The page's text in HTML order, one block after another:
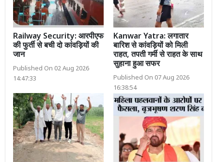
Railway Security: आरपीएफ
की फुर्ती से बची दो कांवड़ियों की
जान
Published On 02 Aug 2026
14:47:33
Kanwar Yatra: लगातार
बारिश से कांवड़ियों को मिली
राहत, तपती गर्मी से राहत के साथ
सुहाना हुआ सफर
Published On 07 Aug 2026
16:38:54